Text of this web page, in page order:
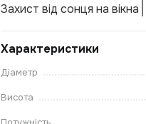
Захист від сонця на вікна
Характеристики
Діаметр
Висота